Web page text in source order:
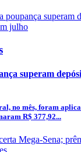
superam
no mês, foram
R$ 377,92...